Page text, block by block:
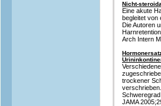
Nicht-
Eine akute
begleitet von
Die Autoren
Arch Intern
trockener
JAMA